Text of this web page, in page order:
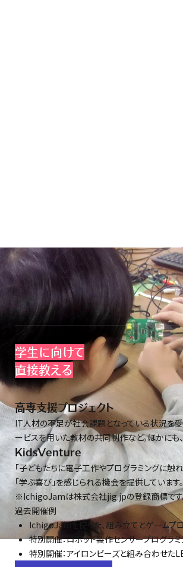
「もっとプログラミングの楽しさを知っ
支援をしています。クラウド事業者とし
学生に向けて
直接教える
高専支援プロジェクト
IT人材の不足が社会課題となっている状況を
ービスを用いた教材の共同制作など。ほかにも
KidsVenture
「子どもたちに電子工作やプログラミングに触
「学ぶ喜び」を感じられる機会を提供しています。
※IchigoJamは株式会社jig.jpの登録商標です
過去開催例
IchigoJamを使った、組み立てとゲームプ
特別開催：ロボット製作センサープログラ
特別開催：アイロンビーズと組み合わせた